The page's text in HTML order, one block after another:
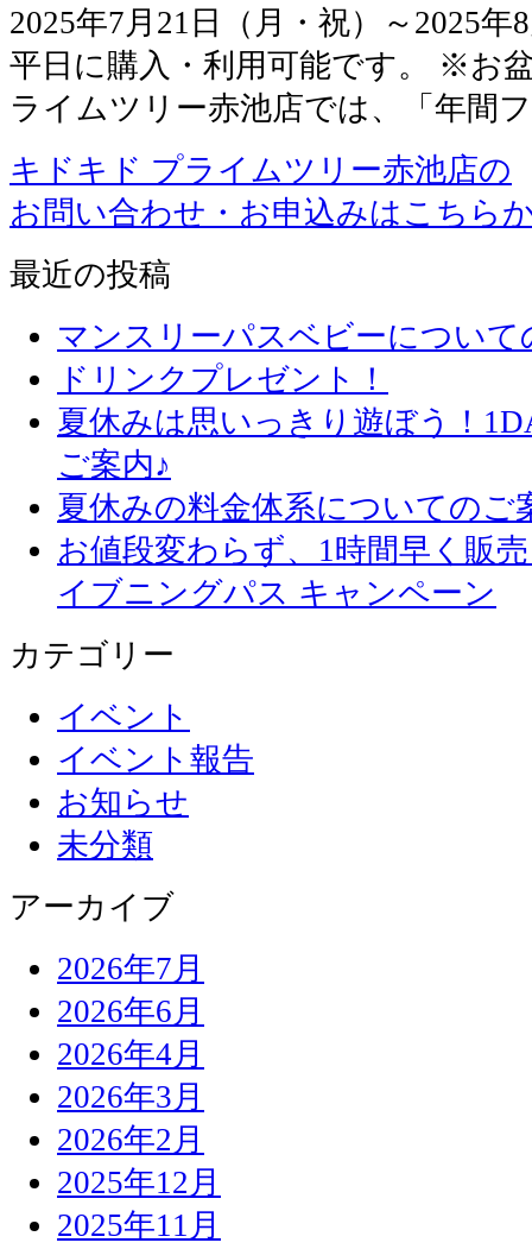
2025年7月21日（月・祝）～2025
平日に購入・利用可能です。 ※お
ライムツリー赤池店では、「年間
キドキド プライムツリー赤池店の
お問い合わせ・お申込みはこちら
最近の投稿
マンスリーパスベビーについて
ドリンクプレゼント！
夏休みは思いっきり遊ぼう！
ご案内♪
夏休みの料金体系についてのご
お値段変わらず、1
イブニングパス キャンペーン
カテゴリー
イベント
イベント報告
お知らせ
未分類
アーカイブ
2026年7月
2026年6月
2026年4月
2026年3月
2026年2月
2025年12月
2025年11月